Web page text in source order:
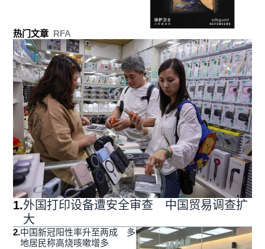
热门文章 RFA
1.外国打印设备遭安全审查 中国贸易调查扩
大
2.中国新冠阳性率升至两成 多
地居民称高烧咳嗽增多